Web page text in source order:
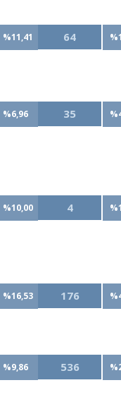
%11,41 64
%6,96 35
%10,00 4
%16,53 176
%9,86 536